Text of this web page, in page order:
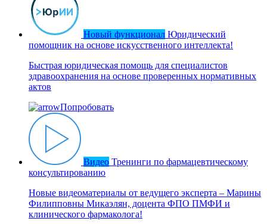
Новый функционал Юридический
помощник на основе искусственного интеллекта!
Быстрая юридическая помощь для специалистов
здравоохранения на основе проверенных нормативных
актов
Попробовать
Видео Тренинги по фармацевтическому
консультированию
Новые видеоматериалы от ведущего эксперта – Марины
Филипповны Микаэлян, доцента ФПО ПМФИ и
клинического фармаколога!